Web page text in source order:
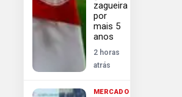
zagueira
por
mais 5
anos
2 horas
atrás
MERCADO